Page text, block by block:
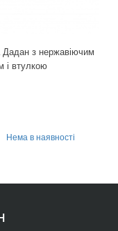
з нержавіючим
і втулкою
Нема в наявності